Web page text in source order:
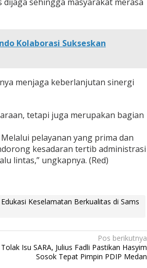
Kolaborasi Sukseskan
menjaga keberlanjutan sinergi
tetapi juga merupakan bagian
pelayanan yang prima dan
kesadaran tertib administrasi
lintas,” ungkapnya. (Red)
Keselamatan Berkualitas di Sams
Pos berikutnya
Tolak Isu SARA, Julius Fadli Pastikan Hasyim
Sosok Tepat Pimpin PDIP Medan